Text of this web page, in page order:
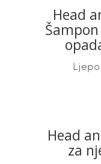
Head
Head
za